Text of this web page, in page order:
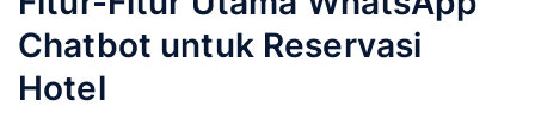
Chatbot untuk Reservasi
Hotel